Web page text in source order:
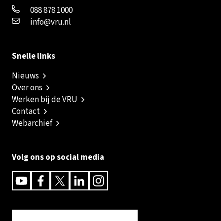
088 878 1000
info@vru.nl
Snelle links
Nieuws
Over ons
Werken bij de VRU
Contact
Webarchief
Volg ons op social media
YoutubeFacebookTwitterLinkedinInstagram